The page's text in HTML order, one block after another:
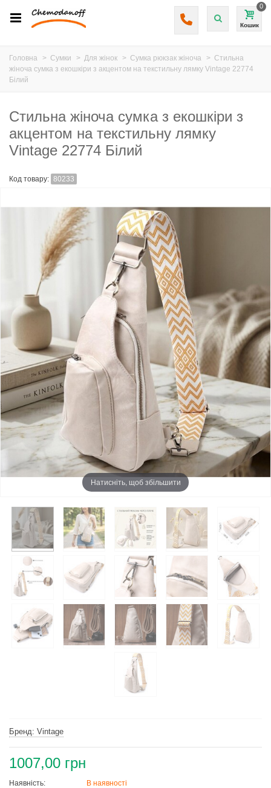
Кошик
0
Головна > Сумки > Для жінок > Сумка рюкзак жіноча > Стильна
жіноча сумка з екошкіри з акцентом на текстильну лямку Vintage 22774
Білий
Стильна жіноча сумка з екошкіри з
акцентом на текстильну лямку
Vintage 22774 Білий
Код товару: 80233
Натисніть, щоб збільшити
Бренд: Vintage
1007,00 грн
Наявність:
В наявності